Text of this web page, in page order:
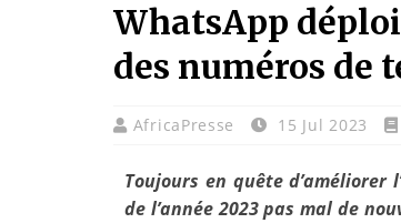
WhatsApp
des numéros de
AfricaPresse 15 Jul 2023
Toujours en quête
de l’année 2023 pas mal de